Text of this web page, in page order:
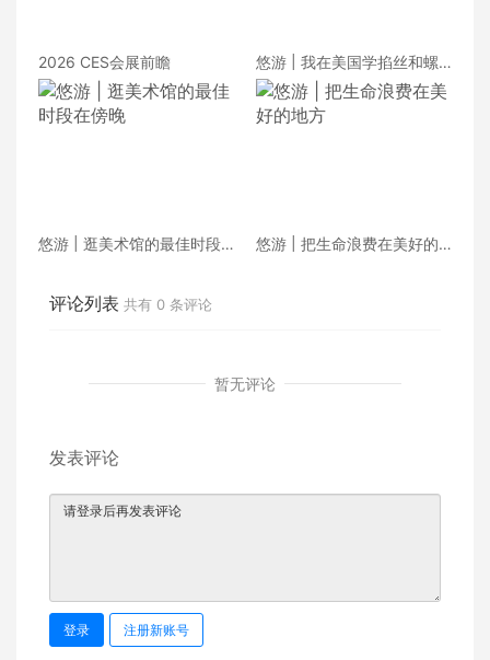
2026 CES会展前瞻
悠游 | 我在美国学掐丝和螺
钿
悠游 | 逛美术馆的最佳时段
悠游 | 把生命浪费在美好的
评论列表 共有 0 条评论
暂无评论
发表评论
登录 注册新账号